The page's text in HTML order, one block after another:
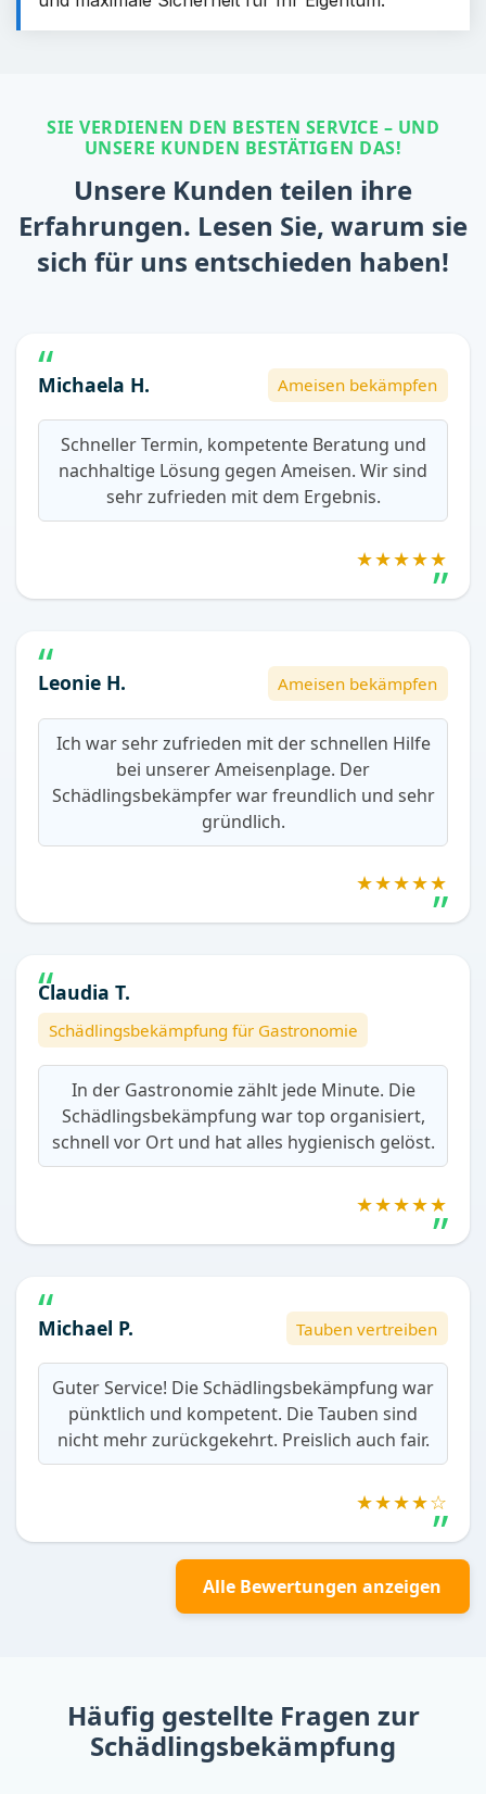
SIE VERDIENEN DEN BESTEN SERVICE – UND
UNSERE KUNDEN BESTÄTIGEN DAS!
Unsere Kunden teilen ihre
Erfahrungen. Lesen Sie, warum sie
sich für uns entschieden haben!
Michaela H. Ameisen bekämpfen
Schneller Termin, kompetente Beratung und
nachhaltige Lösung gegen Ameisen. Wir sind
sehr zufrieden mit dem Ergebnis.
★★★★★
Leonie H. Ameisen bekämpfen
Ich war sehr zufrieden mit der schnellen Hilfe
bei unserer Ameisenplage. Der
Schädlingsbekämpfer war freundlich und sehr
gründlich.
★★★★★
Claudia T.
Schädlingsbekämpfung für Gastronomie
In der Gastronomie zählt jede Minute. Die
Schädlingsbekämpfung war top organisiert,
schnell vor Ort und hat alles hygienisch gelöst.
★★★★★
Michael P. Tauben vertreiben
Guter Service! Die Schädlingsbekämpfung war
pünktlich und kompetent. Die Tauben sind
nicht mehr zurückgekehrt. Preislich auch fair.
★★★★☆
Alle Bewertungen anzeigen
Häufig gestellte Fragen zur
Schädlingsbekämpfung